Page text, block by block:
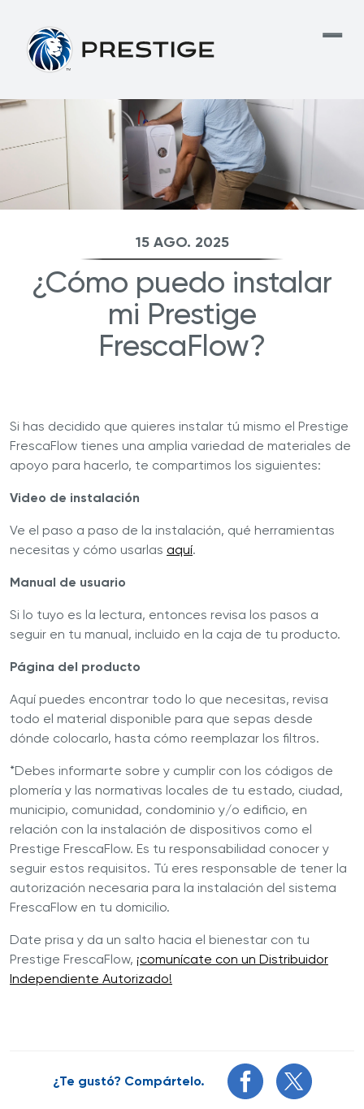
15 AGO. 2025
¿Cómo puedo instalar
mi Prestige
FrescaFlow?
Si has decidido que quieres instalar tú mismo el Prestige
FrescaFlow tienes una amplia variedad de materiales de
apoyo para hacerlo, te compartimos los siguientes:
Video de instalación
Ve el paso a paso de la instalación, qué herramientas
necesitas y cómo usarlas aquí.
Manual de usuario
Si lo tuyo es la lectura, entonces revisa los pasos a
seguir en tu manual, incluido en la caja de tu producto.
Página del producto
Aquí puedes encontrar todo lo que necesitas, revisa
todo el material disponible para que sepas desde
dónde colocarlo, hasta cómo reemplazar los filtros.
*Debes informarte sobre y cumplir con los códigos de
plomería y las normativas locales de tu estado, ciudad,
municipio, comunidad, condominio y/o edificio, en
relación con la instalación de dispositivos como el
Prestige FrescaFlow. Es tu responsabilidad conocer y
seguir estos requisitos. Tú eres responsable de tener la
autorización necesaria para la instalación del sistema
FrescaFlow en tu domicilio.
Date prisa y da un salto hacia el bienestar con tu
Prestige FrescaFlow, ¡comunícate con un Distribuidor
Independiente Autorizado!
¿Te gustó? Compártelo.